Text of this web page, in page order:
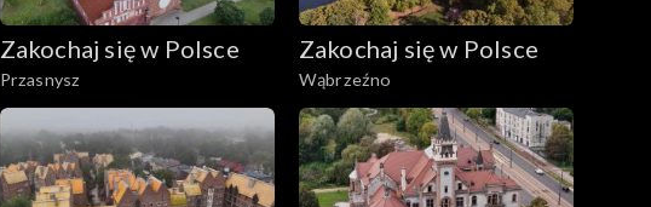
Zakochaj się w Polsce
Przasnysz
Zakochaj się w Polsce
Wąbrzeźno